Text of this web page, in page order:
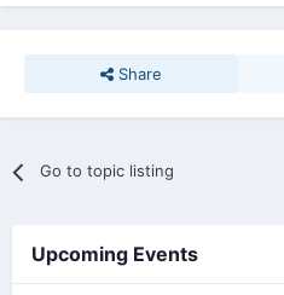
Share
Go to topic listing
Upcoming Events